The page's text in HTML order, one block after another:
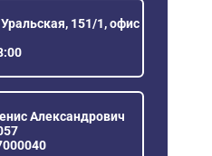
151/1, офис
Александрович